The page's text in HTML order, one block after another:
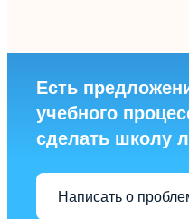
Есть
учебного
сделать школу
Написать о